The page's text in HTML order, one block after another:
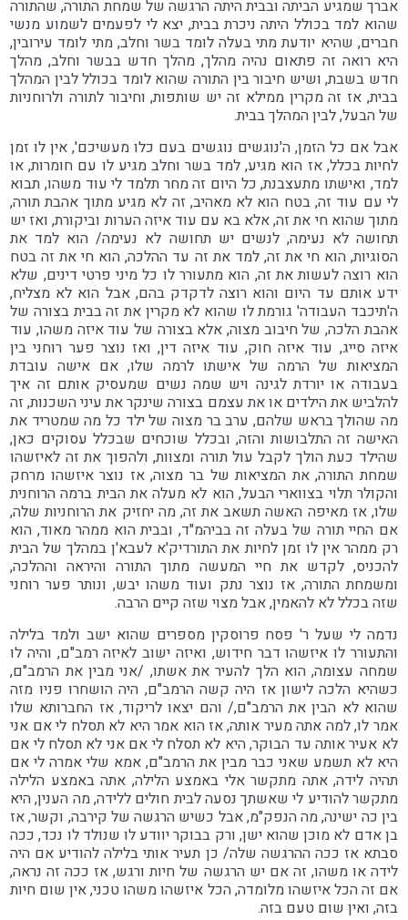
אברך שמגיע הביתה ובבית היתה הרגשה של שמחת התורה, שהתורה
שהוא למד בכולל היתה ניכרת בבית, יצא לי לפעמים לשמוע מנשי
חברים, שהיא יודעת מתי בעלה לומד בשר וחלב, מתי לומד עירובין,
היא רואה זה פתאום נהיה מהלך, מהלך חדש בבשר וחלב, מהלך
חדש בשבת, ושיש חיבור בין התורה שהוא לומד בכולל לבין המהלך
בבית, אז זה מקרין ממילא זה יש שותפות, וחיבור לתורה ולרוחניות
של הבעל, לבין המהלך בבית.
אבל אם כל הזמן, ה'נוגשים נוגשים בעם כלו מעשיכם', אין לו זמן
לחיות בכלל, אז הוא מגיע, למד בשר וחלב מגיע לו עם חומרות, או
למד, ואישתו מתעצבנת, כל היום זה מחר תלמד לי עוד משהו, תבוא
לי עם עוד זה, בטח הוא לא מאהיב, זה לא מגיע מתוך אהבת תורה,
מתוך שהוא חי את זה, אלא בא עם עוד איזה הערות וביקורת, ואז יש
תחושה לא נעימה, לנשים יש תחושה לא נעימה/ הוא למד את
הסוגיות, הוא חי את זה, למד את זה עד ההלכה, הוא חי את זה בטח
הוא רוצה לעשות את זה, הוא מתעורר לו כל מיני פרטי דינים, שלא
ידע אותם עד היום והוא רוצה לדקדק בהם, אבל הוא לא מצליח,
ה'תיכבד העבודה' גורמת לו שהוא לא מקרין את זה בבית בצורה של
אהבת הלכה, של חיבוב מצוה, אלא בצורה של עוד איזה משהו, עוד
איזה סייג, עוד איזה חוק, עוד איזה דין, ואז נוצר פער רוחני בין
המציאות של הרמה של אישתו לרמה שלו, אם אישה עובדת
בעבודה או יורדת לגינה ויש שמה נשים שמעסיק אותם זה איך
להלביש את הילדים או את עצמם בצורה שינקר את עיני השכנות, זה
מה שהולך בראש שלהם, ערב בר מצוה של ילד כל מה שמטריד את
האישה זה התלבושות והזה, ובכלל שוכחים שבכלל עסוקים כאן,
שהילד כעת הולך לקבל עול תורה ומצוות, ולהפוך את זה לאיזשהו
שמחת התורה, את המציאות של בר מצוה, אז נוצר איזשהו מרחק
והקולר תלוי בצווארי הבעל, הוא לא מעלה את הבית ברמה הרוחנית
שלו, אז מאיפה האשה תשאב את זה, מה יחזיק את הרוחניות שלה,
אם החיי תורה של בעלה זה בביהמ"ד, ובבית הוא ממהר מאוד, הוא
רק ממהר אין לו זמן לחיות את התורדיק'א לעבא'ן במהלך של הבית
להכניס, לקדש את חיי המעשה מתוך התורה והיראה וההלכה,
ומשמחת התורה, אז נוצר נתק ועוד משהו יבש, ונותר פער רוחני
שזה בכלל לא להאמין, אבל מצוי שזה קיים הרבה.
נדמה לי שעל ר' פסח פרוסקין מספרים שהוא ישב ולמד בלילה
והתעורר לו איזשהו דבר חידוש, ואיזה ישוב לאיזה רמב"ם, והיה לו
שמחה עצומה, הוא הלך להעיר את אשתו, /אני מבין את הרמב"ם,
כשהיא הלכה לישון אז היה קשה הרמב"ם, היה הושחרו פניו מזה
שהוא לא הבין את הרמב"ם,/ והם יצאו לריקוד, אז החברותא שלו
אמר לו, למה אתה מעיר אותה, אז הוא אמר היא לא תסלח לי אם אני
לא אעיר אותה עד הבוקר, היא לא תסלח לי אם אני לא תסלח לי אם
היא לא תשמע שאני כבר מבין את הרמב"ם, אמא שלי אמרה לי אם
תהיה לידה, אתה מתקשר אלי באמצע הלילה, אתה באמצע הלילה
מתקשר להודיע לי שאשתך נסעה לבית חולים ללידה, מה הענין, היא
בין כה ישינה, מה הנפק"מ, אבל כשיש הרגשה של קירבה, וקשר, אז
בן אדם לא מוכן שהוא ישן, ורק בבוקר יוודע לו שנולד לו נכד, ככה
סבתא אז ככה ההרגשה שלה/ כן תעיר אותי בלילה להודיע אם היה
לידה או משהו, זה אם יש הרגשה של חיות ורגש, אז ככה זה נראה,
אם זה הכל איזשהו מלומדה, הכל איזשהו משהו טכני, אין שום חיות
בזה, ואין שום טעם בזה.